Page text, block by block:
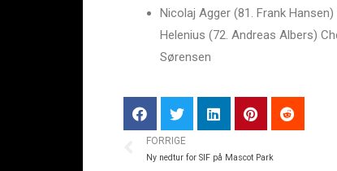
Nicolaj Agger (81. Frank
Helenius (72. Andreas Albers)
Sørensen
FORRIGE
Ny nedtur for SIF på Mascot Park